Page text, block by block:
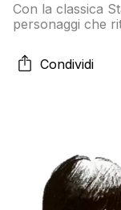
Con la classica
personaggi che
di un fiore o
labbra di Kurt
Condividi